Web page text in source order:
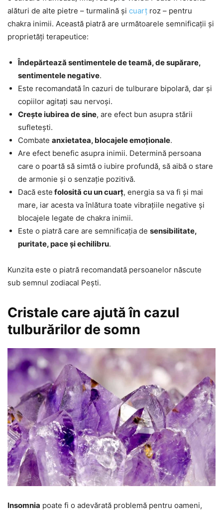
alături de alte pietre – turmalină și cuarț roz – pentru
chakra inimii. Această piatră are următoarele semnificații și
proprietăți terapeutice:
Îndepărtează sentimentele de teamă, de supărare,
sentimentele negative.
Este recomandată în cazuri de tulburare bipolară, dar și
copiilor agitați sau nervoși.
Crește iubirea de sine, are efect bun asupra stării
sufletești.
Combate anxietatea, blocajele emoționale.
Are efect benefic asupra inimii. Determină persoana
care o poartă să simtă o iubire profundă, să aibă o stare
de armonie și o senzație pozitivă.
Dacă este folosită cu un cuarț, energia sa va fi și mai
mare, iar acesta va înlătura toate vibrațiile negative și
blocajele legate de chakra inimii.
Este o piatră care are semnificația de sensibilitate,
puritate, pace și echilibru.
Kunzita este o piatră recomandată persoanelor născute
sub semnul zodiacal Pești.
Cristale care ajută în cazul
tulburărilor de somn
Insomnia poate fi o adevărată problemă pentru oameni,